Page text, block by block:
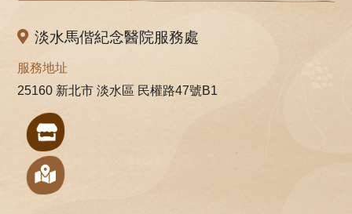
淡水馬偕紀念醫院服務處
服務地址
25160 新北市 淡水區 民權路47號B1